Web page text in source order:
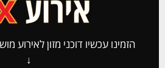
הזמינו עכשיו דוכני מזון לאירוע
↓